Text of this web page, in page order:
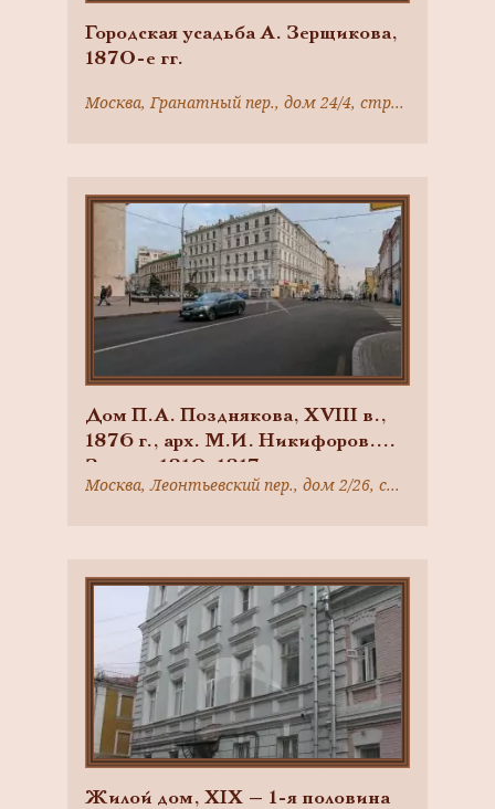
Городская усадьба А. Зерщикова,
1870-е гг.
Москва, Гранатный пер., дом 24/4, строение 1
Дом П.А. Позднякова, XVIII в.,
1876 г., арх. М.И. Никифоров.
Здесь в 1810-1817 гг. существовал
крепостной театр, режиссером в
давал спектакли французский
театр. В 1831 г. дом посещал поэт
А.С.Пушкин
Москва, Леонтьевский пер., дом 2/26, строение 1
Жилой дом, XIX — 1-я половина